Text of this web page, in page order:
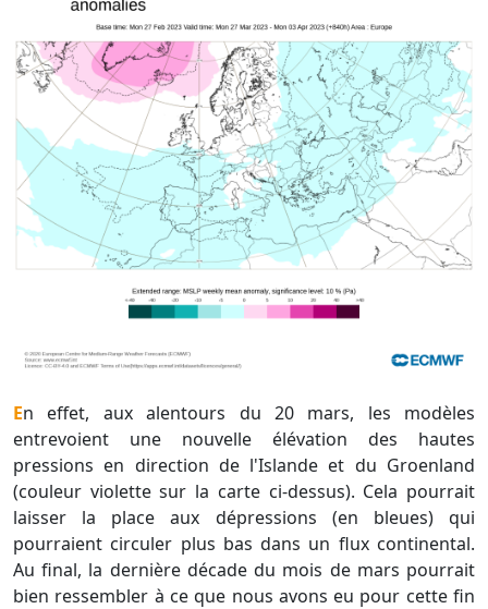
En effet, aux alentours du 20 mars, les modèles
entrevoient une nouvelle élévation des hautes
pressions en direction de l'Islande et du Groenland
(couleur violette sur la carte ci-dessus). Cela pourrait
laisser la place aux dépressions (en bleues) qui
pourraient circuler plus bas dans un flux continental.
Au final, la dernière décade du mois de mars pourrait
bien ressembler à ce que nous avons eu pour cette fin